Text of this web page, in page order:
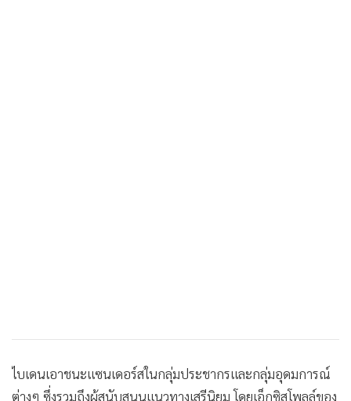
ไบเดนเอาชนะแซนเดอร์สในกลุ่มประชากรและกลุ่มอุดมการณ์
ต่างๆ ซึ่งรวมถึงผู้สนับสนุนแนวทางเสรีนิยม โดยเอ็กซิสโพลล์ของ